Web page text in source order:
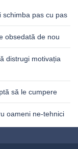
schimba pas cu pas
obsedată de nou
distrugi motivația
să le cumpere
oameni ne-tehnici